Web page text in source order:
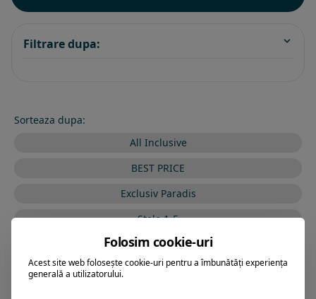
Filtrare dupa:
Sorteaza dupa:
All Inclusive
BEST PRICE
Exclusiv Paradis
Stele 1-5
Stele 5-1
Folosim cookie-uri
Acest site web folosește cookie-uri pentru a îmbunătăți experiența
generală a utilizatorului.